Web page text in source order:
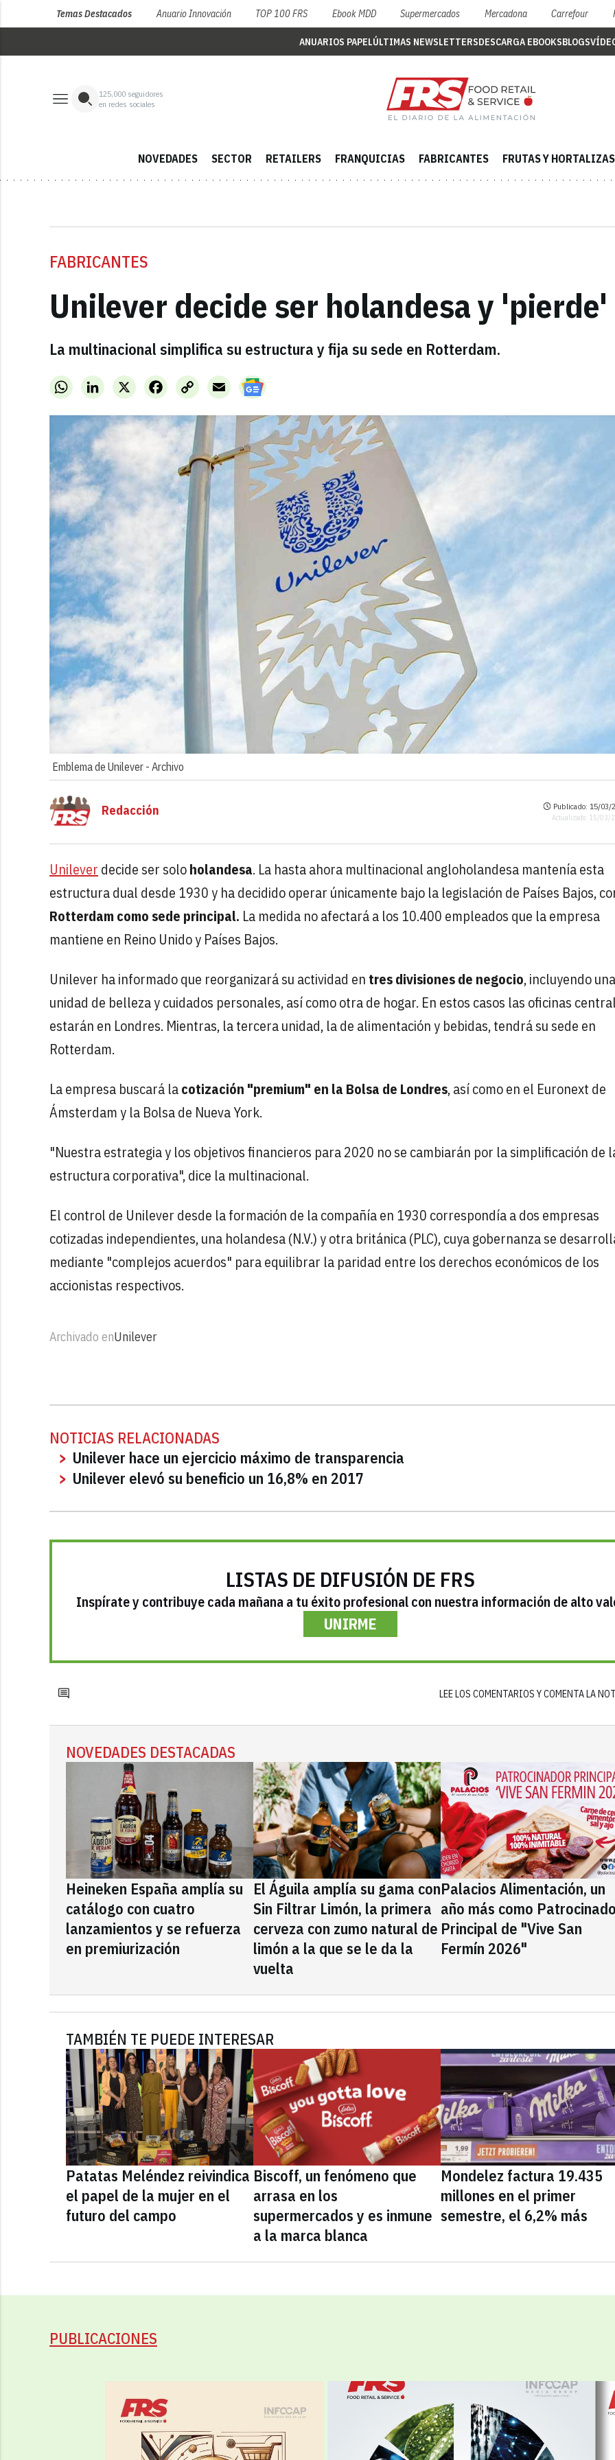
Temas Destacados Anuario Innovación TOP 100 FRS Ebook MDD Supermercados Mercadona Carrefour
ANUARIOS PAPELÚLTIMAS NEWSLETTERSDESCARGA EBOOKSBLOGS
125,000 seguidores
en redes sociales
NOVEDADES SECTOR RETAILERS FRANQUICIAS FABRICANTES FRUTAS Y HORTALIZAS
FABRICANTES
Unilever decide ser holandesa y
La multinacional simplifica su estructura y fija su sede en Rotterdam.
WhatsAppLinkedInX FacebookCopy
Link
Email
Emblema de Unilever - Archivo
Redacción Publicado: 15/03/
Actualizado: 15/03/
Unilever decide ser soloholandesa. La hasta ahora multinacional angloholandesa mantenía esta
estructura dual desde 1930 y ha decidido operar únicamente bajo la legislación de Países Bajos,
Rotterdam como sede principal. La medida no afectará a los 10.400 empleados que la empresa
mantiene en Reino Unido y Países Bajos.
Unilever ha informado que reorganizará su actividad en tres divisiones de negocio, incluyendo una
unidad de belleza y cuidados personales, así como otra de hogar. En estos casos las oficinas
estarán en Londres. Mientras, la tercera unidad, la de alimentación y bebidas, tendrá su sede en
Rotterdam.
La empresa buscará lacotización "premium" en la Bolsa de Londres, así como en el Euronext de
Ámsterdam y la Bolsa de Nueva York.
"Nuestra estrategia y los objetivos financieros para 2020 no se cambiarán por la simplificación de
estructura corporativa", dice la multinacional.
El control de Unilever desde la formación de la compañía en 1930 correspondía a dos empresas
cotizadas independientes, una holandesa (N.V.) y otra británica (PLC), cuya gobernanza se
mediante "complejos acuerdos" para equilibrar la paridad entre los derechos económicos de los
accionistas respectivos.
Archivado enUnilever
NOTICIAS RELACIONADAS
Unilever hace un ejercicio máximo de transparencia
Unilever elevó su beneficio un 16,8% en 2017
LISTAS DE DIFUSIÓN DE FRS
Inspírate y contribuye cada mañana a tu éxito profesional con nuestra información de alto
UNIRME
LEE LOS COMENTARIOS Y COMENTA LA
NOVEDADES DESTACADAS
Heineken España amplía su
catálogo con cuatro
lanzamientos y se refuerza
en premiurización
El Águila amplía su gama con
Sin Filtrar Limón, la primera
cerveza con zumo natural de
limón a la que se le da la
vuelta
Palacios Alimentación, un
año más como
Principal de "Vive San
Fermín 2026"
TAMBIÉN TE PUEDE INTERESAR
Patatas Meléndez reivindica
el papel de la mujer en el
futuro del campo
Biscoff, un fenómeno que
arrasa en los
supermercados y es inmune
a la marca blanca
Mondelez factura 19.435
millones en el primer
semestre, el 6,2% más
PUBLICACIONES